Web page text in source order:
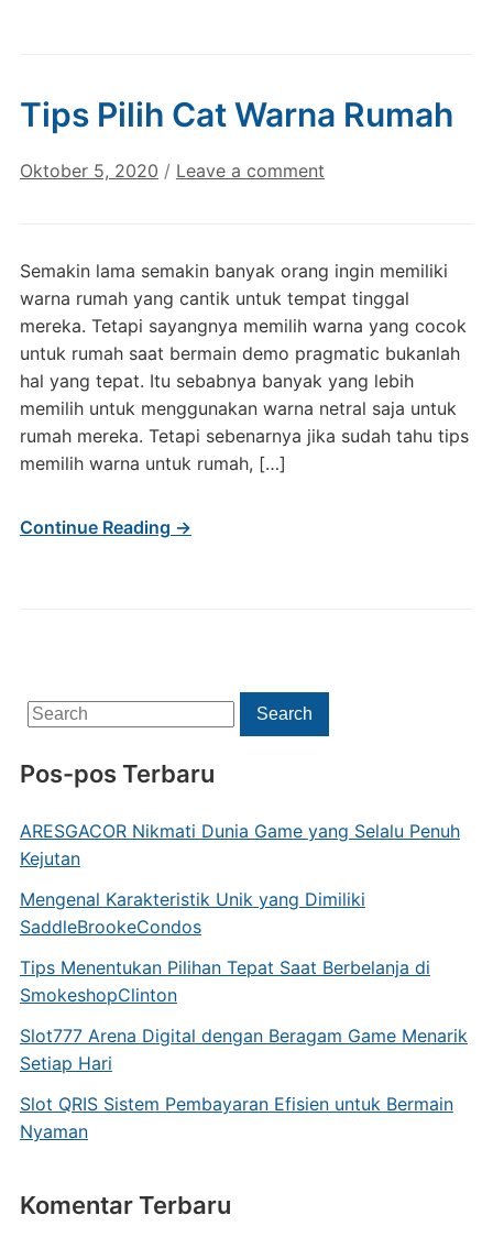
Search
for:
Search
Pos-pos Terbaru
ARESGACOR Nikmati Dunia Game yang Selalu Penuh
Kejutan
Mengenal Karakteristik Unik yang Dimiliki
SaddleBrookeCondos
Tips Menentukan Pilihan Tepat Saat Berbelanja di
SmokeshopClinton
Slot777 Arena Digital dengan Beragam Game Menarik
Setiap Hari
Slot QRIS Sistem Pembayaran Efisien untuk Bermain
Nyaman
Komentar Terbaru
Tips Pilih Cat Warna Rumah
Oktober 5, 2020 / Leave a comment
Semakin lama semakin banyak orang ingin memiliki
warna rumah yang cantik untuk tempat tinggal
mereka. Tetapi sayangnya memilih warna yang cocok
untuk rumah saat bermain demo pragmatic bukanlah
hal yang tepat. Itu sebabnya banyak yang lebih
memilih untuk menggunakan warna netral saja untuk
rumah mereka. Tetapi sebenarnya jika sudah tahu tips
memilih warna untuk rumah, […]
Continue Reading →